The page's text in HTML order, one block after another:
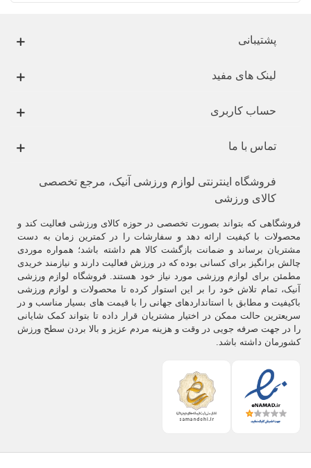
پشتیبانی
لینک های مفید
حساب کاربری
تماس با ما
فروشگاه اینترنتی لوازم ورزشی آنیک، مرجع تخصصی
کالای ورزشی
فروشگاهی که بتواند بصورت تخصصی در حوزه کالای ورزشی فعالیت کند و
محصولات با کیفیت ارائه دهد و سفارشات را در کمترین زمان به دست
مشتریان برساند و ضمانت بازگشت کالا هم داشته باشد؛ همواره موردی
چالش برانگیز برای کسانی بوده که در ورزش فعالیت دارند و نیازمند خریدی
مطمئن برای لوازم ورزشی مورد نیاز خود هستند. فروشگاه لوازم ورزشی
آنیک، تمام تلاش خود را بر این استوار کرده تا محصولات و لوازم ورزشی
باکیفیت و مطابق با استانداردهای جهانی را با قیمت های بسیار مناسب و در
سریعترین حالت ممکن در اختیار مشتریان قرار داده تا بتواند کمک شایانی
را در جهت صرفه جویی در وقت و هزینه مردم عزیز و بالا بردن سطح ورزش
کشورمان داشته باشد.